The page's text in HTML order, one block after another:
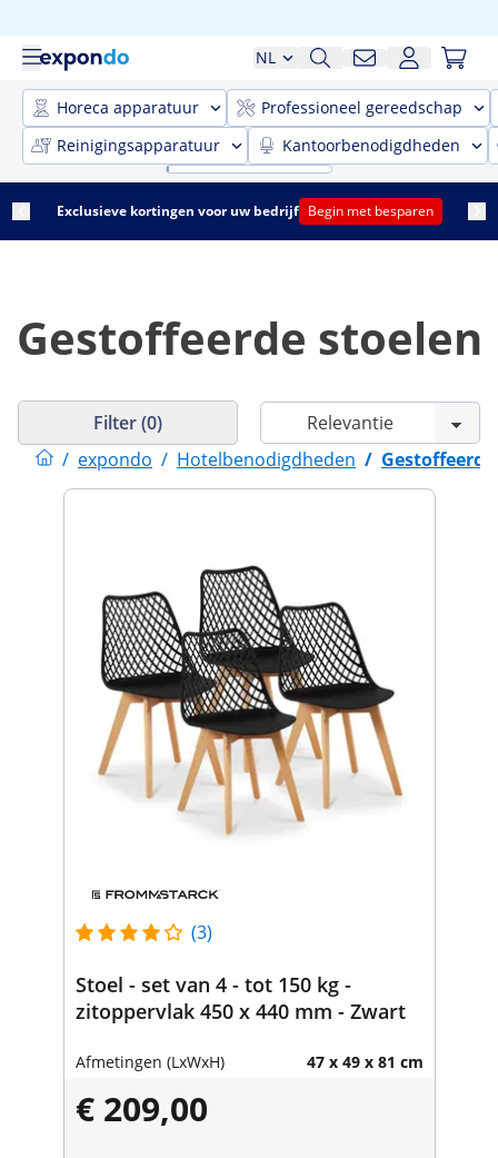
NL
Horeca apparatuur
Professioneel gereedschap
Reinigingsapparatuur
Kantoorbenodigdheden
Exclusieve kortingen voor uw bedrijf Begin met besparen
Gestoffeerde stoelen
/ expondo / Hotelbenodigdheden /
Filter (0)
(3)
Stoel - set van 4 - tot 150 kg -
zitoppervlak 450 x 440 mm - Zwart
Afmetingen (LxWxH) 47 x 49 x 81 cm
€ 209,00